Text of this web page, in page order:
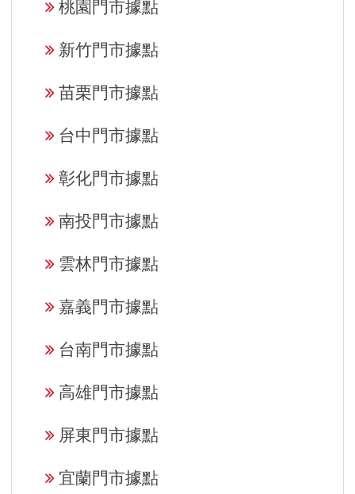
桃園門市據點
新竹門市據點
苗栗門市據點
台中門市據點
彰化門市據點
南投門市據點
雲林門市據點
嘉義門市據點
台南門市據點
高雄門市據點
屏東門市據點
宜蘭門市據點